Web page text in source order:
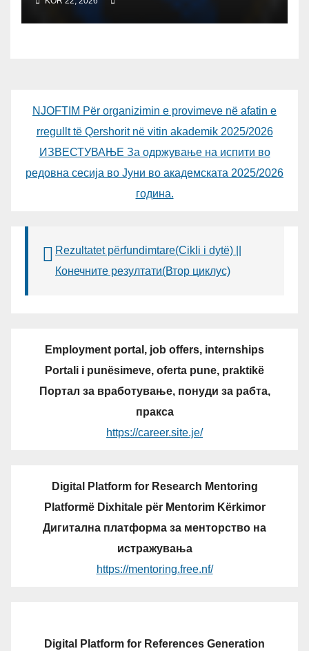
студенти за 2026/2027
NJOFTIM Për organizimin e provimeve në afatin e
rregullt të Qershorit në vitin akademik 2025/2026
ИЗВЕСТУВАЊЕ За одржување на испити во
редовна сесија во Јуни во академската 2025/2026
година.
Rezultatet përfundimtare(Cikli i dytë) ||
Конечните резултати(Втор циклус)
Employment portal, job offers, internships
Portali i punësimeve, oferta pune, praktikë
Портал за вработување, понуди за рабта,
пракса
https://career.site.je/
Digital Platform for Research Mentoring
Platformë Dixhitale për Mentorim Kërkimor
Дигитална платформа за менторство на
истражувања
https://mentoring.free.nf/
Digital Platform for References Generation